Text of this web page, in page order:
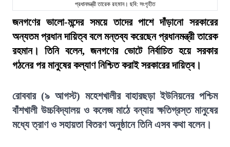
প্রধানমন্ত্রী তারেক রহমান। ছবি: সংগৃহীত
জনগণের ভালো-মন্দের সময়ে তাদের পাশে দাঁড়ানো সরকারের
অন্যতম প্রধান দায়িত্ব বলে মন্তব্য করেছেন প্রধানমন্ত্রী তারেক
রহমান। তিনি বলেন, জনগণের ভোটে নির্বাচিত হয়ে সরকার
গঠনের পর মানুষের কল্যাণ নিশ্চিত করাই সরকারের দায়িত্ব।
রোববার (৯ আগস্ট) মহেশখালীর বাহারছড়া ইউনিয়নের পশ্চিম
বাঁশখালী উচ্চবিদ্যালয় ও কলেজ মাঠে বন্যায় ক্ষতিগ্রস্ত মানুষের
মধ্যে ত্রাণ ও সহায়তা বিতরণ অনুষ্ঠানে তিনি এসব কথা বলেন।